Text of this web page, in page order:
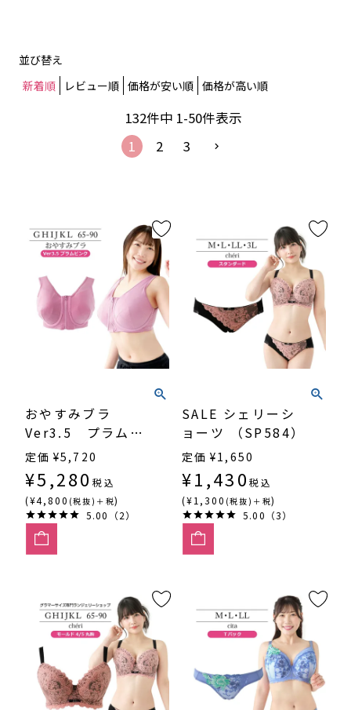
並び替え
新着順
レビュー順 価格が安い順 価格が高い順
132件中 1-50件表示
1
2 3
おやすみブラ
Ver3.5 プラムピ
ンク（SP338）
定価 ¥5,720
¥5,280 税込
(¥4,800 (税抜)＋税)
5.00（2）
SALE シェリーシ
ョーツ （SP584）
定価 ¥1,650
¥1,430 税込
(¥1,300 (税抜)＋税)
5.00（3）